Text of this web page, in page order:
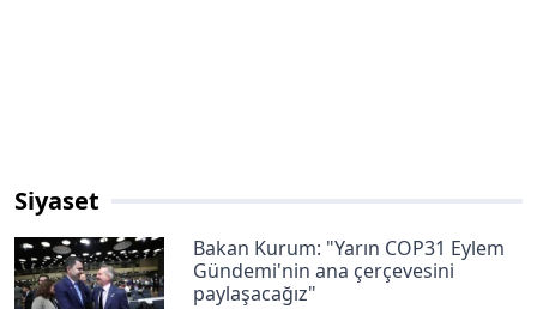
Siyaset
Bakan Kurum: "Yarın COP31 Eylem
Gündemi'nin ana çerçevesini
paylaşacağız"